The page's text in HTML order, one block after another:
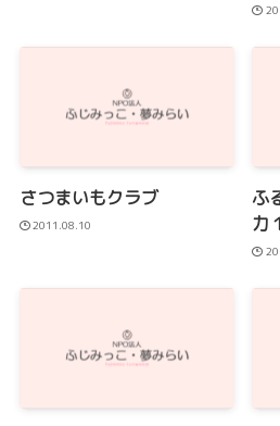
さつまいもクラブ
2011.08.10
ふ
力